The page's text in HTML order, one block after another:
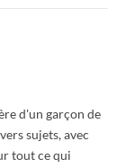
d'un garçon de
sujets, avec
tout ce qui